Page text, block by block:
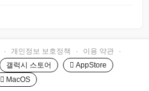
· 개인정보 보호정책 · 이용 약관
·
갤럭시 스토어
 AppStore
 MacOS